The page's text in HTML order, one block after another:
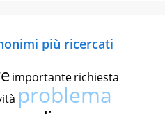
più ricercati
importanterichiesta
problema